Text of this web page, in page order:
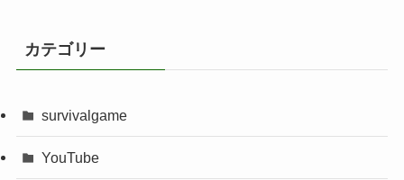
カテゴリー
survivalgame
YouTube